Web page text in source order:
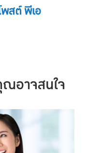
สต์ พีเอ
อาจสนใจ